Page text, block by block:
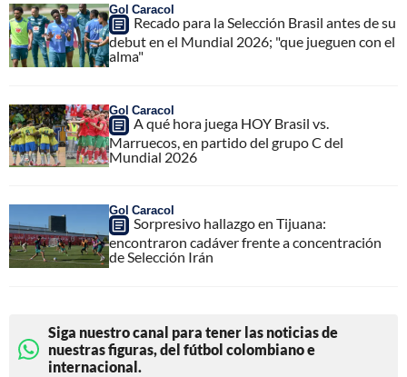
Gol Caracol
Recado para la Selección Brasil antes de su
debut en el Mundial 2026; "que jueguen con el
alma"
Gol Caracol
A qué hora juega HOY Brasil vs.
Marruecos, en partido del grupo C del
Mundial 2026
Gol Caracol
Sorpresivo hallazgo en Tijuana:
encontraron cadáver frente a concentración
de Selección Irán
Siga nuestro canal para tener las noticias de
nuestras figuras, del fútbol colombiano e
internacional.